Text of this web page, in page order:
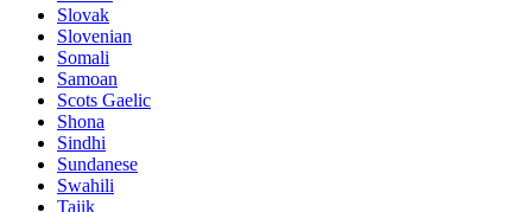
Slovak
Slovenian
Somali
Samoan
Scots Gaelic
Shona
Sindhi
Sundanese
Swahili
Tajik